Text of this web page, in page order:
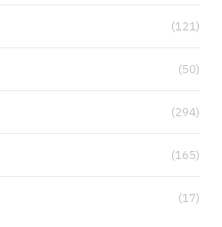
(121)
(50)
(294)
(165)
(17)